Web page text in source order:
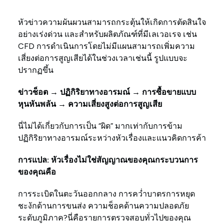
หัวข่าวความผันผวนสามารถกระตุ้นให้เกิดการตัดสินใจ
อย่างเร่งด่วน และสำหรับผลิตภัณฑ์ที่มีเลเวอเรจ เช่น
CFD การดำเนินการโดยไม่มีแผนสามารถเพิ่มความ
เสี่ยงต่อการสูญเสียได้ในช่วงเวลาเช่นนี้ รูปแบบจะ
ปรากฏขึ้น
ข่าวช็อต → ปฏิกิริยาทางอารมณ์ → การซื้อขายแบบ
หุนหันพลัน → ความเสี่ยงสูงต่อการสูญเสีย
นี่ไม่ได้เกี่ยวกับการเป็น “ผิด” มากเท่ากับการข้าม
ปฏิกิริยาทางอารมณ์ระหว่างหัวเรื่องและแนวคิดการค้า
การแปล: หัวเรื่องไม่ใช่สัญญาณของคุณกระบวนการ
ของคุณคือ
การระเบิดในตะวันออกกลาง การคว่ำบาตรการหยุด
ชะงักด้านการขนส่ง ความช็อคด้านความปลอดภัย
ระดับภูมิภาค?นี่คือรายการตรวจสอบทั่วไปของคุณ